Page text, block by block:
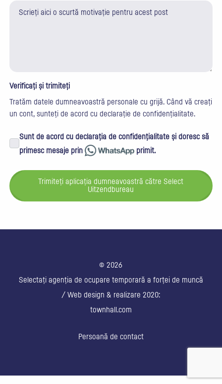
Verificați și trimiteți
Tratăm datele dumneavoastră personale cu grijă. Când vă creați
un cont, sunteți de acord cu declarație de confidențialitate.
Sunt de acord cu declarația de confidențialitate și doresc să
primesc mesaje prin
primit.
Trimiteți aplicația dumneavoastră către Select
Uitzendbureau
© 2026
Selectați agenția de ocupare temporară a forței de muncă
/ Web design & realizare 2020:
townhall.com
Persoană de contact